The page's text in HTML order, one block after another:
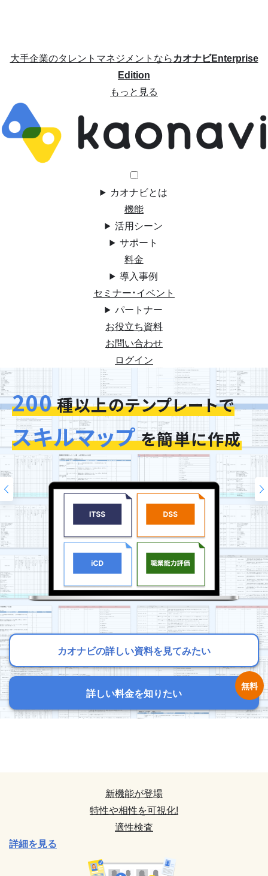
大手企業のタレントマネジメントならカオナビEnterprise
Edition
もっと見る
カオナビとは
機能
活用シーン
サポート
料金
導入事例
セミナー・イベント
パートナー
お役立ち資料
お問い合わせ
ログイン
カオナビの詳しい資料を見てみたい
詳しい料金を知りたい
200 種以上のテンプレートで
スキルマップ を簡単に作成
カオナビの詳しい資料を見てみたい
詳しい料金を知りたい
カオナビの詳しい資料を見てみたい
詳しい料金を知りたい
新機能が登場
特性や相性を可視化!
適性検査
詳細を見る